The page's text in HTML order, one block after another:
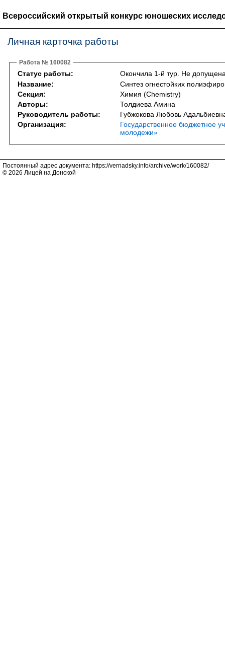
Всероссийский открытый конкурс юношеских
Личная карточка работы
Работа № 160082
Статус работы:
Окончила 1-й тур. Не
Название:
Синтез огнестойких
Секция:
Химия (Chemistry)
Авторы:
Толдиева Амина
Руководитель работы:
Губжокова Любовь
Организация:
Государственное бюджетное
молодежи»
Постоянный адрес документа: https://vernadsky.info/archive/work/160082/
© 2026 Лицей на Донской